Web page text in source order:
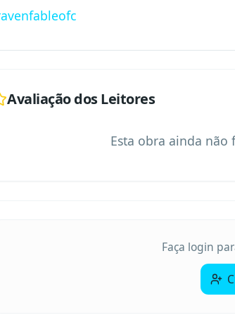
Avaliação dos Leitores
Esta obra ainda
Faça login